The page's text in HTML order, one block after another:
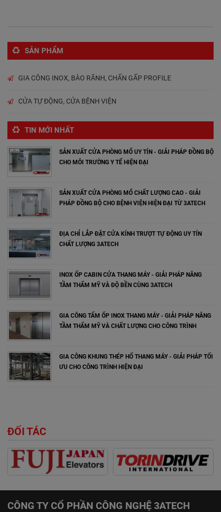
SẢN PHẨM
GIA CÔNG INOX, BÀO RÃNH, CHẤN GẤP PROFILE
CỬA TỰ ĐỘNG, CỬA BỆNH VIỆN
TIN MỚI NHẤT
SẢN XUẤT CỬA PHÒNG MỔ UY TÍN - GIẢI PHÁP ĐỒNG BỘ
CHO MÔI TRƯỜNG Y TẾ HIỆN ĐẠI
SẢN XUẤT CỬA PHÒNG MỔ CHẤT LƯỢNG CAO - GIẢI
PHÁP ĐỒNG BỘ CHO BỆNH VIỆN HIỆN ĐẠI TỪ 3ATECH
ĐỊA CHỈ LẮP ĐẶT CỬA KÍNH TRƯỢT TỰ ĐỘNG UY TÍN
CHẤT LƯỢNG 3ATECH
INOX ỐP CABIN CỬA THANG MÁY - GIẢI PHÁP NÂNG
TẦM THẨM MỸ VÀ ĐỘ BỀN CÙNG 3ATECH
GIA CÔNG TẤM ỐP INOX THANG MÁY - GIẢI PHÁP NÂNG
TẦM THẨM MỸ VÀ CHẤT LƯỢNG CHO CÔNG TRÌNH
GIA CÔNG KHUNG THÉP HỐ THANG MÁY - GIẢI PHÁP TỐI
ƯU CHO CÔNG TRÌNH HIỆN ĐẠI
ĐỐI TÁC
CÔNG TY CỔ PHẦN CÔNG NGHỆ 3ATECH